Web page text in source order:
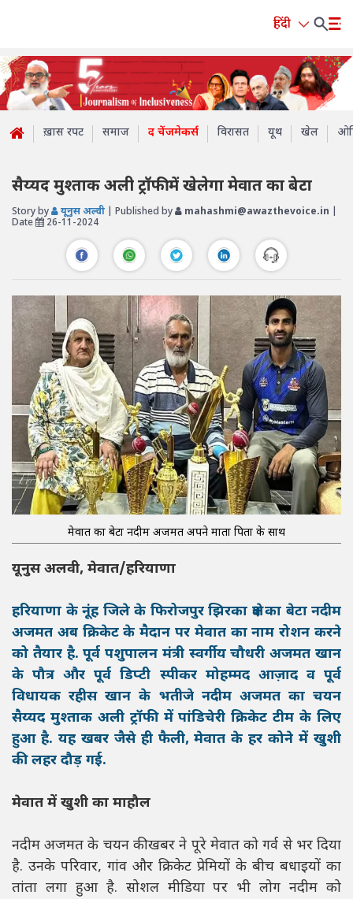
हिंदी
ख़ास रपट समाज द चेंजमेकर्स विरासत यूथ खेल
सैय्यद मुश्ताक अली ट्रॉफी में खेलेगा मेवात का बेटा
Story by यूनुस अल्वी | Published by mahashmi@awazthevoice.in
Date
26-11-2024
मेवात का बेटा नदीम अजमत अपने माता पिता के साथ
यूनुस अलवी, मेवात/हरियाणा
हरियाणा के नूंह जिले के फिरोजपुर झिरका क्षेत्र का बेटा नदीम
अजमत अब क्रिकेट के मैदान पर मेवात का नाम रोशन करने
को तैयार है. पूर्व पशुपालन मंत्री स्वर्गीय चौधरी अजमत खान
के पौत्र और पूर्व डिप्टी स्पीकर मोहम्मद आज़ाद व पूर्व
विधायक रहीस खान के भतीजे नदीम अजमत का चयन
सैय्यद मुश्ताक अली ट्रॉफी में पांडिचेरी क्रिकेट टीम के लिए
हुआ है. यह खबर जैसे ही फैली, मेवात के हर कोने में खुशी
की लहर दौड़ गई.
मेवात में खुशी का माहौल
नदीम अजमत के चयन की खबर ने पूरे मेवात को गर्व से भर दिया
है. उनके परिवार, गांव और क्रिकेट प्रेमियों के बीच बधाइयों का
तांता लगा हुआ है. सोशल मीडिया पर भी लोग नदीम को